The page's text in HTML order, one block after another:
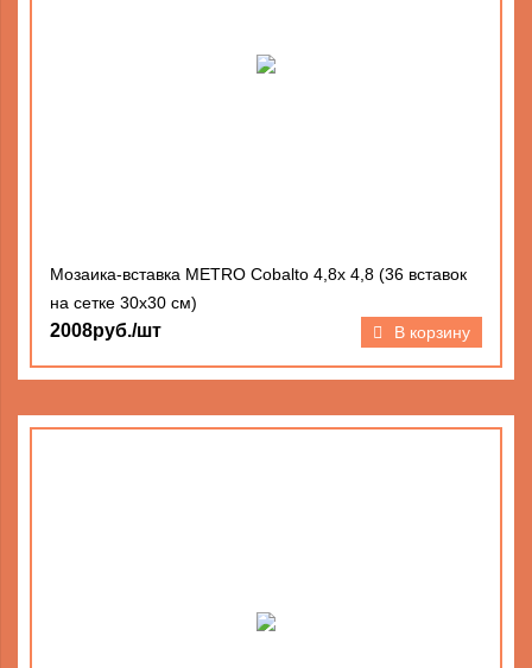
Мозаика-вставка METRO Cobalto 4,8х 4,8 (36 вставок
на сетке 30х30 см)
2008руб./шт В корзину